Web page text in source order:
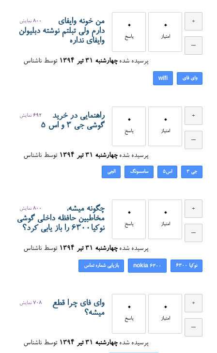
0
امتیاز
0
پاسخ
800 نمایش
من خونه وایفای
دارم ولی تبلتم نوشته دبلیولن
وایفای نداره
پرسیده شده چهارشنبه ۳۱ تیر ۱۳۹۴ توسط ناشناس
وای فای wifi
0
امتیاز
0
پاسخ
692 نمایش
راهنمایی در خرید
گوشی جی 3 و اس 5
پرسیده شده چهارشنبه ۳۱ تیر ۱۳۹۴ توسط ناشناس
جی 3 اس5 سامسونگ الجی
0
امتیاز
0
پاسخ
800 نمایش
چگونه میشه،
مخاطبین حافظه داخلی گوشی
نوکیا6300 را باز یابی کرد؟
پرسیده شده چهارشنبه ۳۱ تیر ۱۳۹۴ توسط ناشناس
نوکیا ۶۳۰۰ nokia 6300 بازیابی شماره تماس
0
امتیاز
0
پاسخ
708 نمایش
وای فای چرا قطع
میشه؟
پرسیده شده چهارشنبه ۳۱ تیر ۱۳۹۴ توسط ناشناس